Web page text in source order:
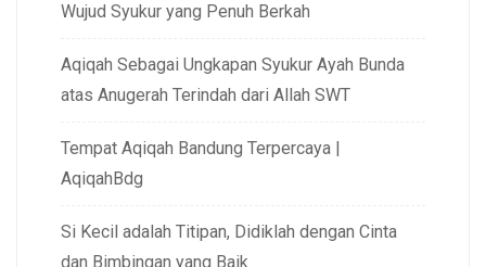
Wujud Syukur yang Penuh Berkah
Aqiqah Sebagai Ungkapan Syukur Ayah Bunda
atas Anugerah Terindah dari Allah SWT
Tempat Aqiqah Bandung Terpercaya |
AqiqahBdg
Si Kecil adalah Titipan, Didiklah dengan Cinta
dan Bimbingan yang Baik